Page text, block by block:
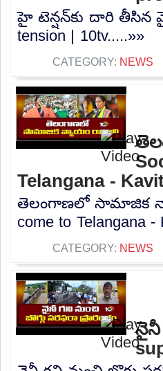
హై టెన్షన్‌కు దారి తీసిన
tension | 10tv.....»»
CATEGORY: NEWS
Telangana -
తెలంగాణలో సామాజిక
come to Telangana -
CATEGORY: NEWS
నైనీ